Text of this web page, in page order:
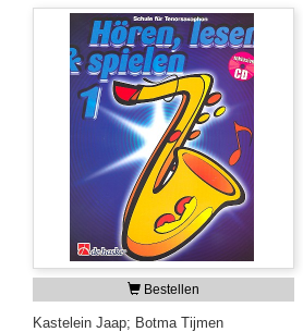
Bestellen
Kastelein Jaap; Botma Tijmen